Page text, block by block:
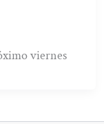
viernes